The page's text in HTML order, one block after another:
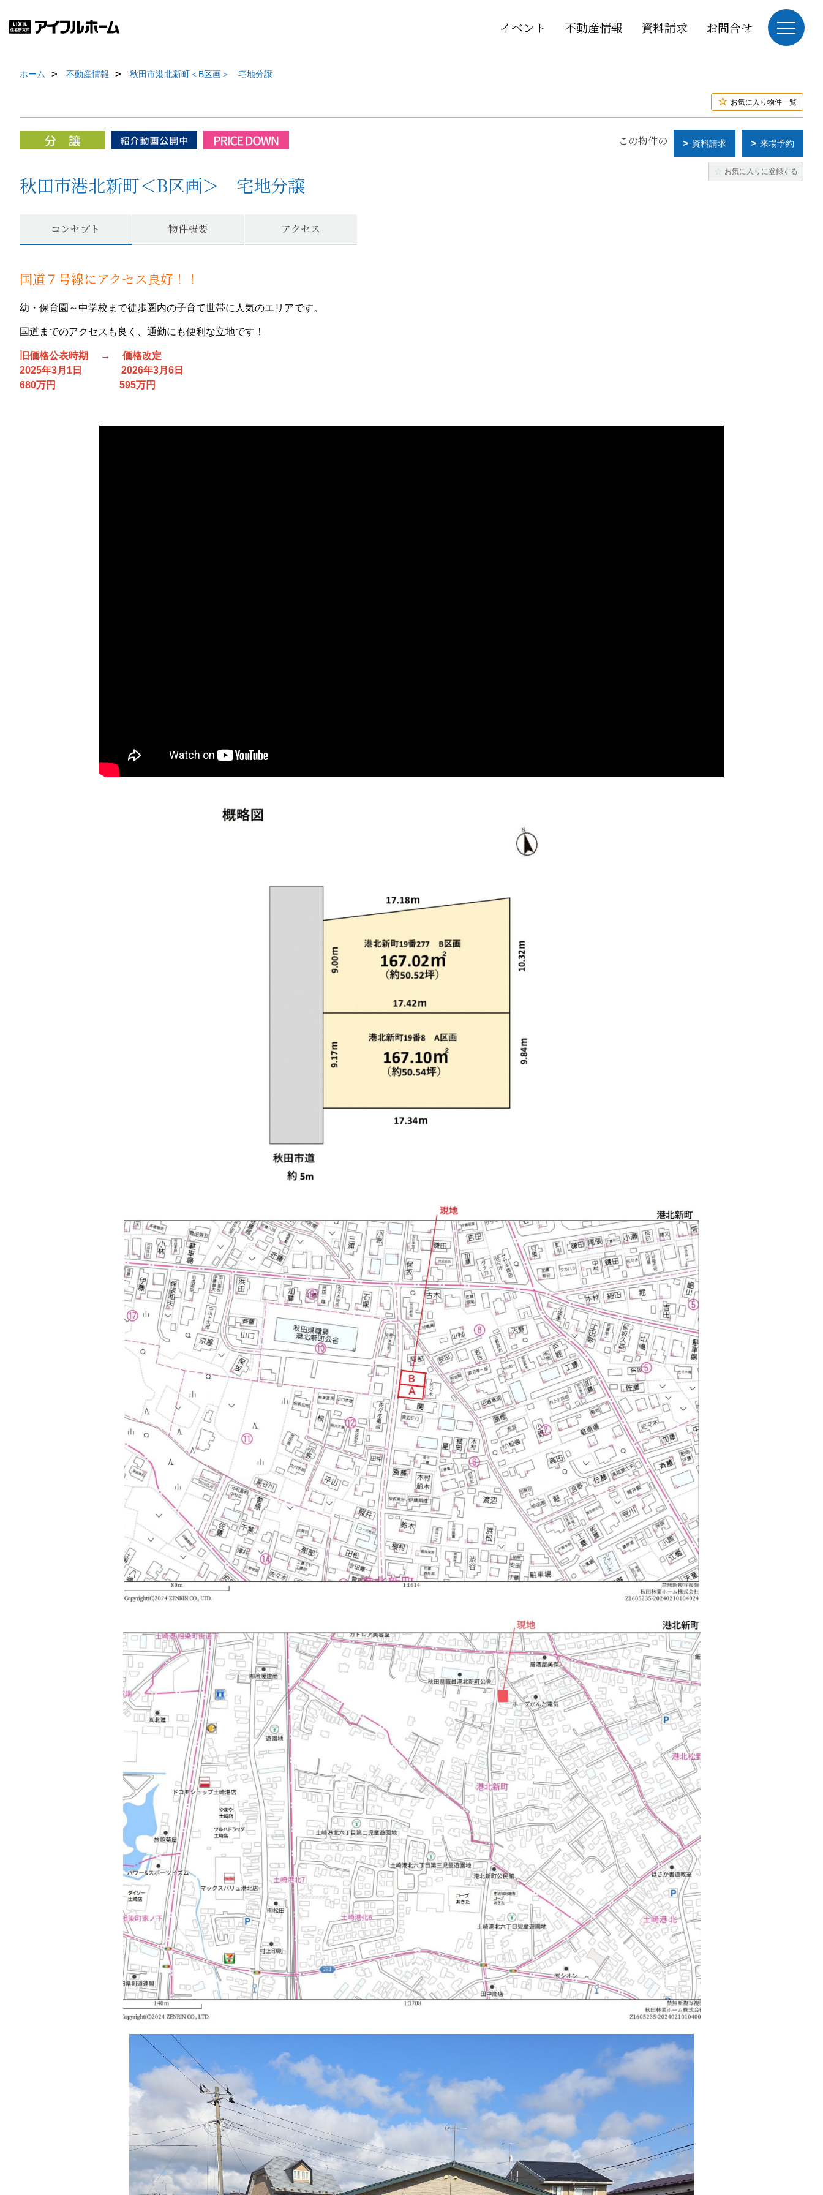
イベント 不動産情報 資料請求 お問合せ
ホーム 不動産情報 秋田市港北新町＜B区画＞ 宅地分譲
お気に入り物件一覧
秋田市港北新町＜B区画＞ 宅地分譲
お気に入りに登録する
この物件の 資料請求 来場予約
コンセプト 物件概要 アクセス
国道７号線にアクセス良好！！
幼・保育園～中学校まで徒歩圏内の子育て世帯に人気のエリアです。
国道までのアクセスも良く、通勤にも便利な立地です！
旧価格公表時期 → 価格改定
2025年3月1日 2026年3月6日
680万円 595万円